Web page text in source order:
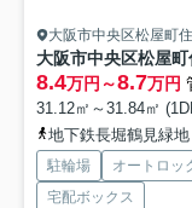
大阪市中央区松屋町
大阪市中央区松屋
8.4万円～8.7万円
31.12㎡～31.84㎡
地下鉄長堀鶴見緑
駐輪場 オートロッ
宅配ボックス